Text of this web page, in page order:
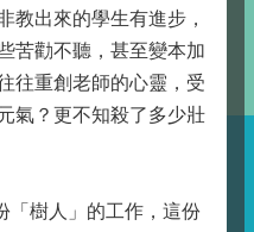
教出來的學生有進步，
苦勸不聽，甚至變本加
往重創老師的心靈，受
氣？更不知殺了多少壯
樹人」的工作，這份